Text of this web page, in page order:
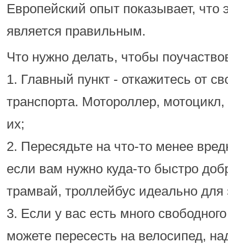
Европейский опыт показывает, что
является правильным.
Что нужно делать, чтобы
1. Главный пункт - откажитесь от
транспорта. Мотороллер,
их;
2. Пересядьте на что-то менее
если вам нужно куда-то быстро
трамвай, троллейбус идеально для
3. Если у вас есть много
можете пересесть на велосипед,